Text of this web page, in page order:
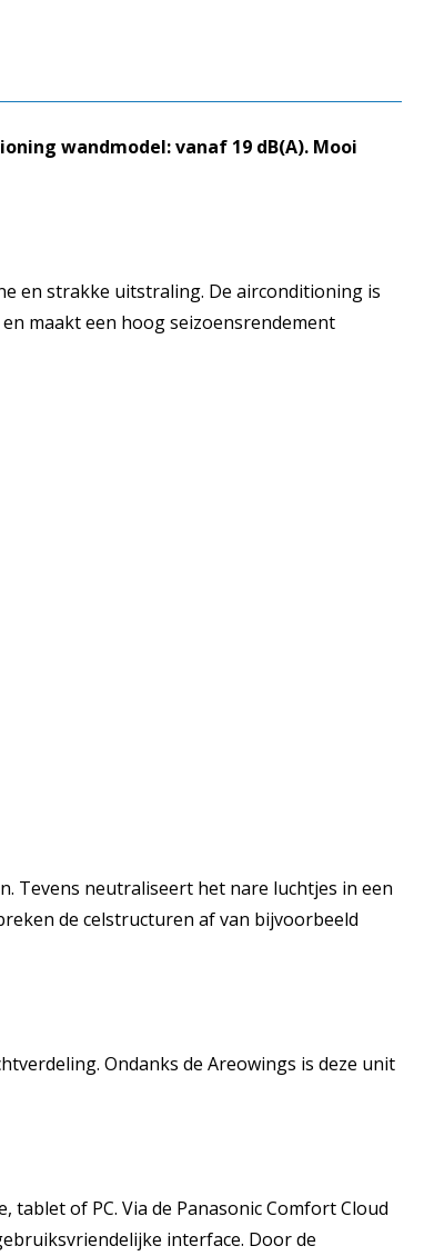
wandmodel: vanaf 19 dB(A). Mooi
en strakke uitstraling. De airconditioning is
maakt een hoog seizoensrendement
Tevens neutraliseert het nare luchtjes in een
de celstructuren af van bijvoorbeeld
Ondanks de Areowings is deze unit
of PC. Via de Panasonic Comfort Cloud
interface. Door de